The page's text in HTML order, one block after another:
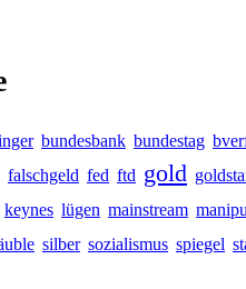
bundesbank bundestag
falschgeld fed ftd gold
keynes lügen mainstream
silber sozialismus spiegel